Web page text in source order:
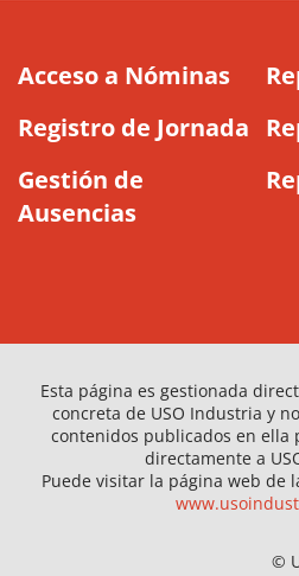
Acceso a Nóminas
Registro de Jornada
Gestión de
Ausencias
Esta página es gestionada
concreta de USO Industria y
contenidos publicados en ella
directamente a
Puede visitar la página web de
©